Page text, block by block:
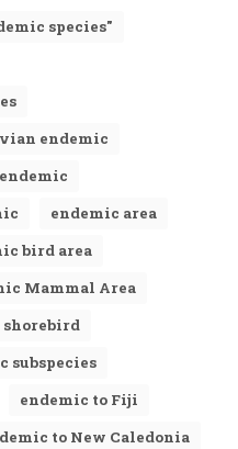
species"
endemic
endemic area
bird area
Mammal Area
shorebird
subspecies
endemic to Fiji
to New Caledonia